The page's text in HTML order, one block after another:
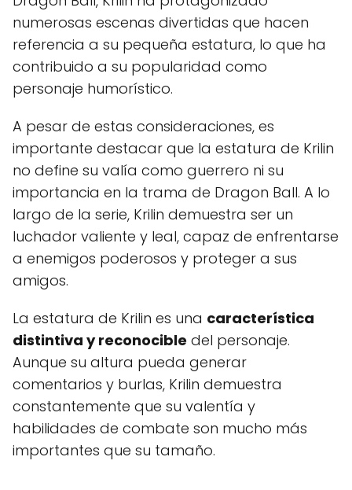
numerosas escenas divertidas que hacen
referencia a su pequeña estatura, lo que ha
contribuido a su popularidad como
personaje humorístico.
A pesar de estas consideraciones, es
importante destacar que la estatura de Krilin
no define su valía como guerrero ni su
importancia en la trama de Dragon Ball. A lo
largo de la serie, Krilin demuestra ser un
luchador valiente y leal, capaz de enfrentarse
a enemigos poderosos y proteger a sus
amigos.
La estatura de Krilin es una característica
distintiva y reconocible del personaje.
Aunque su altura pueda generar
comentarios y burlas, Krilin demuestra
constantemente que su valentía y
habilidades de combate son mucho más
importantes que su tamaño.